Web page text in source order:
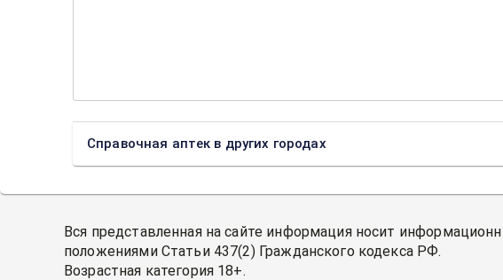
Справочная аптек в других городах
Вся представленная на сайте информация носит
положениями Статьи 437(2) Гражданского кодекса РФ.
Возрастная категория 18+.